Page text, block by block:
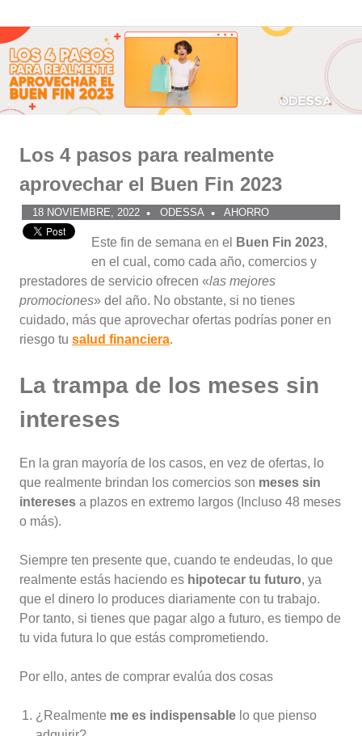
Saltar
contenido
Comunidad
ODESSA
Los 4 pasos para realmente
aprovechar el Buen Fin 2023
18 NOVIEMBRE, 2022 ODESSA AHORRO
Este fin de semana en el Buen Fin 2023,
en el cual, como cada año, comercios y
prestadores de servicio ofrecen «las mejores
promociones» del año. No obstante, si no tienes
cuidado, más que aprovechar ofertas podrías poner en
riesgo tu salud financiera.
La trampa de los meses sin
intereses
En la gran mayoría de los casos, en vez de ofertas, lo
que realmente brindan los comercios son meses sin
intereses a plazos en extremo largos (Incluso 48 meses
o más).
Siempre ten presente que, cuando te endeudas, lo que
realmente estás haciendo es hipotecar tu futuro, ya
que el dinero lo produces diariamente con tu trabajo.
Por tanto, si tienes que pagar algo a futuro, es tiempo de
tu vida futura lo que estás comprometiendo.
Por ello, antes de comprar evalúa dos cosas
¿Realmente me es indispensable lo que pienso